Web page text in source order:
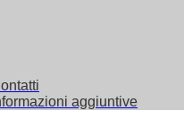
aggiuntive